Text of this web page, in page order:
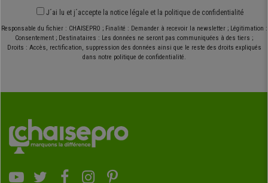
J´ai lu et j´accepte la notice légale et la politique de confidentialité
Responsable du fichier : CHAISEPRO ; Finalité : Demander à recevoir la newsletter ; Légitimation :
Consentement ; Destinataires : Les données ne seront pas communiquées à des tiers ;
Droits : Accès, rectification, suppression des données ainsi que le reste des droits expliqués
dans notre politique de confidentialité.